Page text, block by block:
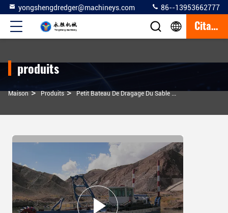
yongshengdredger@machineys.com 86--13953662777
Citation
produits
Maison > Produits > Petit Bateau De Dragage Du Sable >